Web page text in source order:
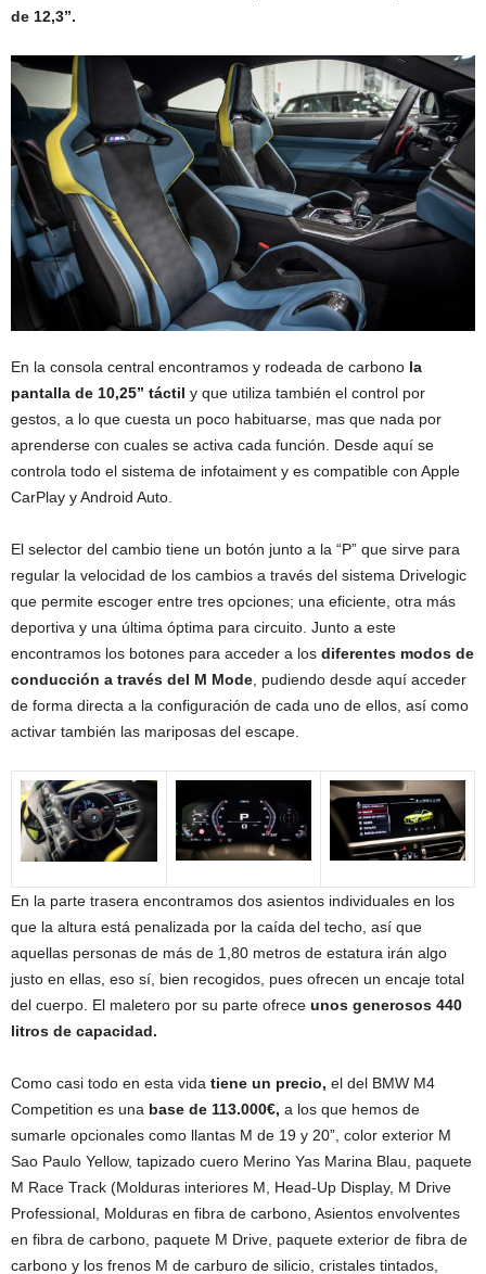
de 12,3”.
En la consola central encontramos y rodeada de carbono la
pantalla de 10,25” táctil y que utiliza también el control por
gestos, a lo que cuesta un poco habituarse, mas que nada por
aprenderse con cuales se activa cada función. Desde aquí se
controla todo el sistema de infotaiment y es compatible con Apple
CarPlay y Android Auto.
El selector del cambio tiene un botón junto a la “P” que sirve para
regular la velocidad de los cambios a través del sistema Drivelogic
que permite escoger entre tres opciones; una eficiente, otra más
deportiva y una última óptima para circuito. Junto a este
encontramos los botones para acceder a los diferentes modos de
conducción a través del M Mode , pudiendo desde aquí acceder
de forma directa a la configuración de cada uno de ellos, así como
activar también las mariposas del escape.
En la parte trasera encontramos dos asientos individuales en los
que la altura está penalizada por la caída del techo, así que
aquellas personas de más de 1,80 metros de estatura irán algo
justo en ellas, eso sí, bien recogidos, pues ofrecen un encaje total
del cuerpo. El maletero por su parte ofrece unos generosos 440
litros de capacidad.
Como casi todo en esta vida tiene un precio, el del BMW M4
Competition es una base de 113.000€, a los que hemos de
sumarle opcionales como llantas M de 19 y 20”, color exterior M
Sao Paulo Yellow, tapizado cuero Merino Yas Marina Blau, paquete
M Race Track (Molduras interiores M, Head-Up Display, M Drive
Professional, Molduras en fibra de carbono, Asientos envolventes
en fibra de carbono, paquete M Drive, paquete exterior de fibra de
carbono y los frenos M de carburo de silicio, cristales tintados,